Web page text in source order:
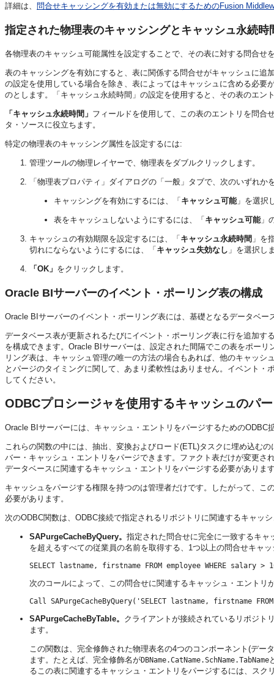
詳細は、 問合せキャッシングを有効または無効にするためのFusion
指定された物理表のキャッシングとキャッシュ永続時
各物理表のキャッシュ可能属性を設定することで、その表に対する問合
表のキャッシングを有効にすると、表に関係する問合せがキャッシュに
の設定を使用している場合を除き、表によってはキャッシュに含める必
のとします。「キャッシュ永続時間」の設定を使用すると、その表のエン
「キャッシュ永続時間」 フィールドを使用して、この表のエントリを問合
タ・ソースに役立ちます。
特定の物理表のキャッシング属性を設定するには:
管理ツールの物理レイヤーで、物理表をダブルクリックします。
「物理表プロパティ」ダイアログの 「一般」 タブで、次のいずれか
キャッシングを有効にするには、「 キャッシュ可能 」を選択
表をキャッシュしないようにするには、「 キャッシュ可能 」
キャッシュの有効期限を設定するには、「 キャッシュ永続時間 」を
切れにならないようにするには、「 キャッシュ失効なし 」を選択し
「OK」 をクリックします。
Oracle BIサーバーのイベント・ポーリング表の構成
Oracle BIサーバーのイベント・ポーリング表には、基礎となるデータベ
データベース表が更新されるたびにイベント・ポーリング表に行を追加
を構成できます。 Oracle BIサーバーは、設定された間隔でこの表をポー
リング表は、キャッシュ管理の唯一の方法の場合もあれば、他のキャッ
とパージのタイミングに関して、あまり柔軟性はありません。イベント・
してください。
ODBCプロシージャを使用するキャッシュのパ
Oracle BIサーバーには、キャッシュ・エントリをパージするためのODBC
これらの関数の中には、抽出、変換およびロード(ETL)タスクに埋め込む
バー ・キャッシュ・エントリをパージできます。ファクト表だけが変更
データベースに関連するキャッシュ・エントリをパージする必要がありま
キャッシュをパージする権限を持つのは管理者だけです。したがって、
必要があります。
次のODBC関数は、ODBC接続で指定されるリポジトリに関連するキャッ
SAPurgeCacheByQuery。 指定された問合せに完全に一致するキ
を超えるすべての従業員の名前を取得する、1つ以上の問合せキャ
次のコールによって、この問合せに関連するキャッシュ・エントリ
SAPurgeCacheByTable。 クライアントが接続されているリポジト
ます。
この関数は、完全修飾された物理表名の4つのコンポーネント(デ
ます。たとえば、完全修飾名がDBName.CatName.SchName.TabName
るこの表に関連するキャッシュ・エントリをパージするには、スク